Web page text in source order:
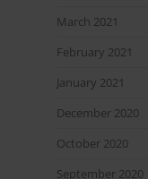
March 2021
February 2021
January 2021
December 2020
October 2020
September 2020